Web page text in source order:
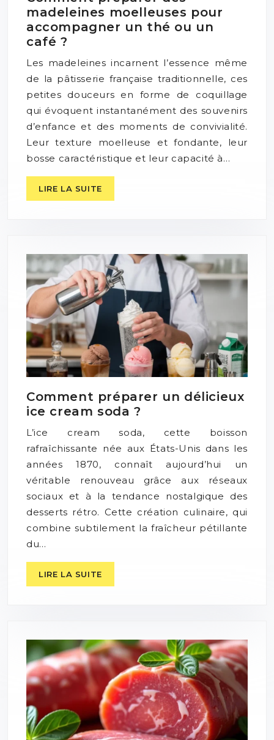
madeleines moelleuses pour
accompagner un thé ou un
café ?
Les madeleines incarnent l’essence même
de la pâtisserie française traditionnelle, ces
petites douceurs en forme de coquillage
qui évoquent instantanément des souvenirs
d’enfance et des moments de convivialité.
Leur texture moelleuse et fondante, leur
bosse caractéristique et leur capacité à…
LIRE LA SUITE
Comment préparer un délicieux
ice cream soda ?
L’ice cream soda, cette boisson
rafraîchissante née aux États-Unis dans les
années 1870, connaît aujourd’hui un
véritable renouveau grâce aux réseaux
sociaux et à la tendance nostalgique des
desserts rétro. Cette création culinaire, qui
combine subtilement la fraîcheur pétillante
du…
LIRE LA SUITE